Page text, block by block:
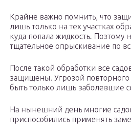
Крайне важно помнить, что
лишь только на тех участках
куда попала жидкость. Поэтому
тщательное опрыскивание по
После такой обработки все
защищены. Угрозой повторного
быть только лишь заболевшие
На нынешний день многие
приспособились применять